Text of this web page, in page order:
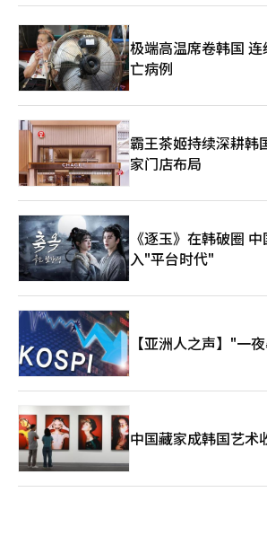
极端高温席卷韩国
亡病例
霸王茶姬持续深耕韩
家门店布局
《逐玉》在韩破圈
入"平台时代"
【亚洲人之声】"一
中国藏家成韩国艺术